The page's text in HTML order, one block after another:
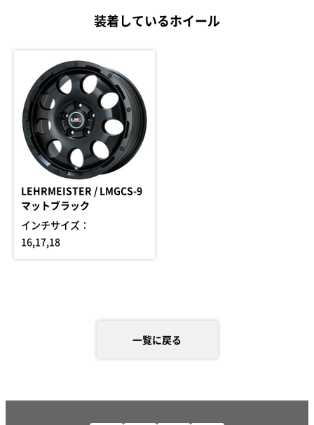
装着しているホイール
LEHRMEISTER / LMGCS-9
マットブラック
インチサイズ：
16,17,18
一覧に戻る